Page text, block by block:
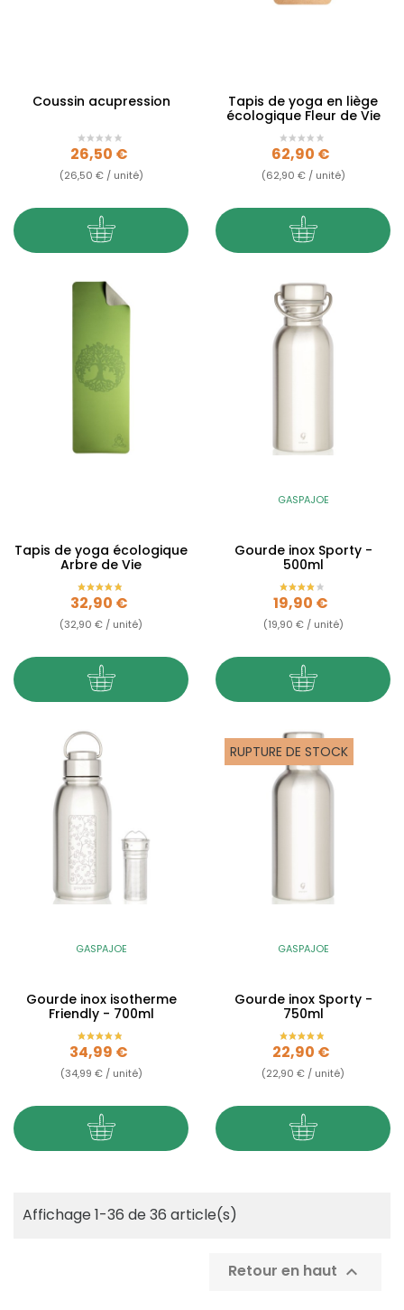
Coussin acupression
Prix
26,50 €
(26,50 € / unité)
Tapis de yoga en liège
écologique Fleur de Vie
Prix
62,90 €
(62,90 € / unité)
Tapis de yoga écologique
Arbre de Vie
Prix
32,90 €
(32,90 € / unité)
GASPAJOE
Gourde inox Sporty -
500ml
Prix
19,90 €
(19,90 € / unité)
GASPAJOE
Gourde inox isotherme
Friendly - 700ml
Prix
34,99 €
(34,99 € / unité)
RUPTURE DE STOCK
GASPAJOE
Gourde inox Sporty -
750ml
Prix
22,90 €
(22,90 € / unité)
Affichage 1-36 de 36 article(s)
Retour en haut 